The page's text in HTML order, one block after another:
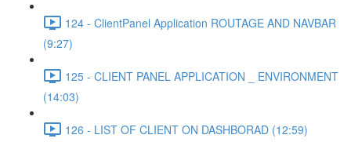
124 - ClientPanel Application ROUTAGE AND NAVBAR
(9:27)
125 - CLIENT PANEL APPLICATION _ ENVIRONMENT
(14:03)
126 - LIST OF CLIENT ON DASHBORAD (12:59)